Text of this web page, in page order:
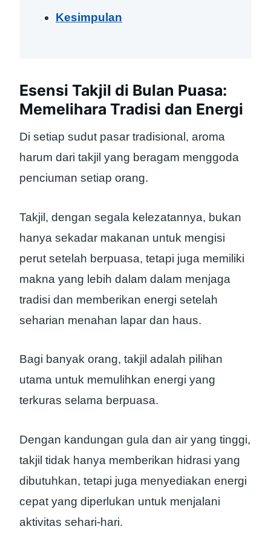
Kesimpulan
Esensi Takjil di Bulan Puasa:
Memelihara Tradisi dan Energi
Di setiap sudut pasar tradisional, aroma
harum dari takjil yang beragam menggoda
penciuman setiap orang.
Takjil, dengan segala kelezatannya, bukan
hanya sekadar makanan untuk mengisi
perut setelah berpuasa, tetapi juga memiliki
makna yang lebih dalam dalam menjaga
tradisi dan memberikan energi setelah
seharian menahan lapar dan haus.
Bagi banyak orang, takjil adalah pilihan
utama untuk memulihkan energi yang
terkuras selama berpuasa.
Dengan kandungan gula dan air yang tinggi,
takjil tidak hanya memberikan hidrasi yang
dibutuhkan, tetapi juga menyediakan energi
cepat yang diperlukan untuk menjalani
aktivitas sehari-hari.